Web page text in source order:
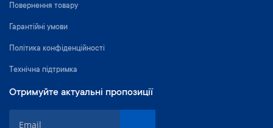
Повернення товару
Гарантійні умови
Політика конфіденційності
Технічна підтримка
Отримуйте актуальні пропозиції